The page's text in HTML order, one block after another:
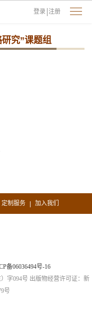
登录 注册
究”课题组
定制服务 | 加入我们
备06036494号-16
字094号 出版物经营许可证：新
号